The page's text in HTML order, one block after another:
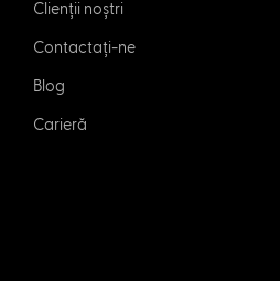
Clienții noștri
Contactați-ne
Blog
Carieră